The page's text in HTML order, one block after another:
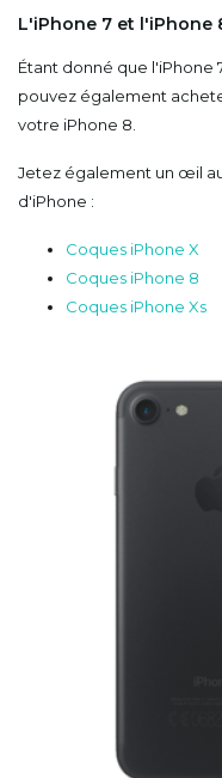
L'iPhone 7 et l'iPhone
Étant donné que l'iPhone
pouvez également
votre iPhone 8.
Jetez également un œil
d'iPhone :
Coques iPhone X
Coques iPhone 8
Coques iPhone Xs